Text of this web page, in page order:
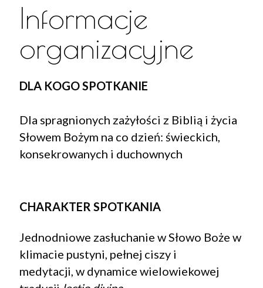
Informacje
organizacyjne
DLA KOGO SPOTKANIE
Dla spragnionych zażyłości z Biblią i życia
Słowem Bożym na co dzień: świeckich,
konsekrowanych i duchownych
CHARAKTER SPOTKANIA
Jednodniowe zasłuchanie w Słowo Boże w
klimacie pustyni, pełnej ciszy i
medytacji, w dynamice wielowiekowej